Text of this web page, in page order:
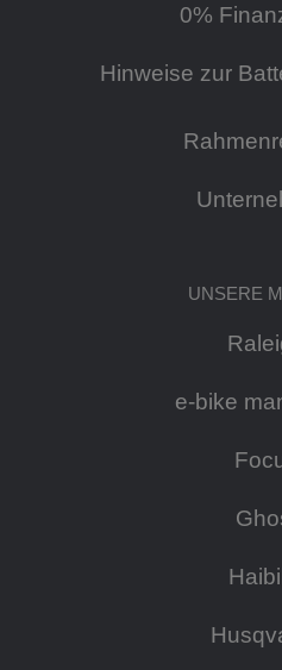
0%
Hinweise zur
UNSERE
e-bike